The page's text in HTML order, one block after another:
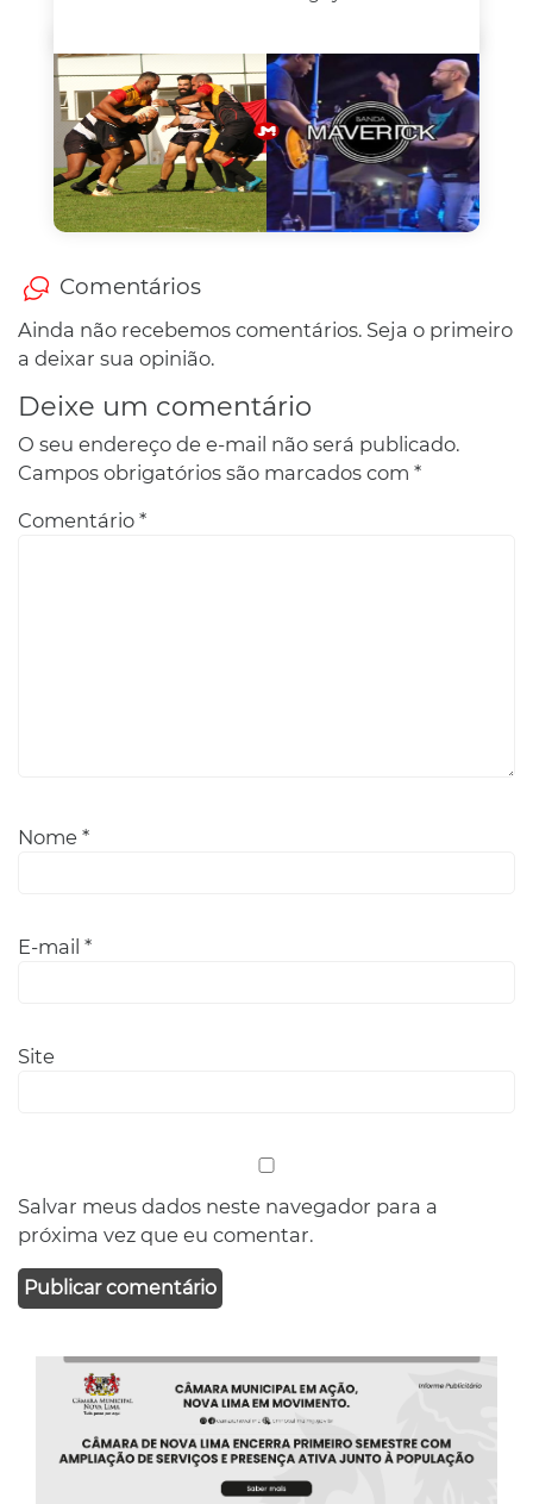
Comentários
Ainda não recebemos comentários. Seja o primeiro
a deixar sua opinião.
Deixe um comentário
O seu endereço de e-mail não será publicado.
Campos obrigatórios são marcados com *
Comentário *
Nome *
E-mail *
Site
Salvar meus dados neste navegador para a
próxima vez que eu comentar.